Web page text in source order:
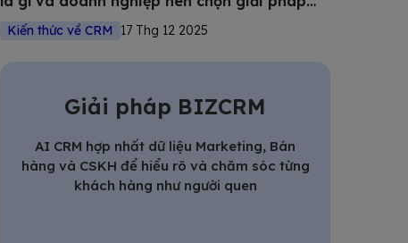
nào?
Kiến thức về CRM 17 Thg 12 2025
Giải pháp BIZCRM
AI CRM hợp nhất dữ liệu Marketing, Bán
hàng và CSKH để hiểu rõ và chăm sóc từng
khách hàng như người quen